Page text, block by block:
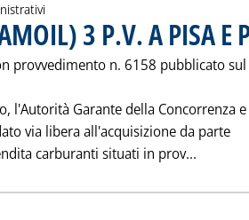
3 P.V. A PISA E
provvedimento n. 6158 pubblicato sul
l'Autorità Garante della Concorrenza e
via libera all'acquisizione da parte
carburanti situati in prov... Leggi